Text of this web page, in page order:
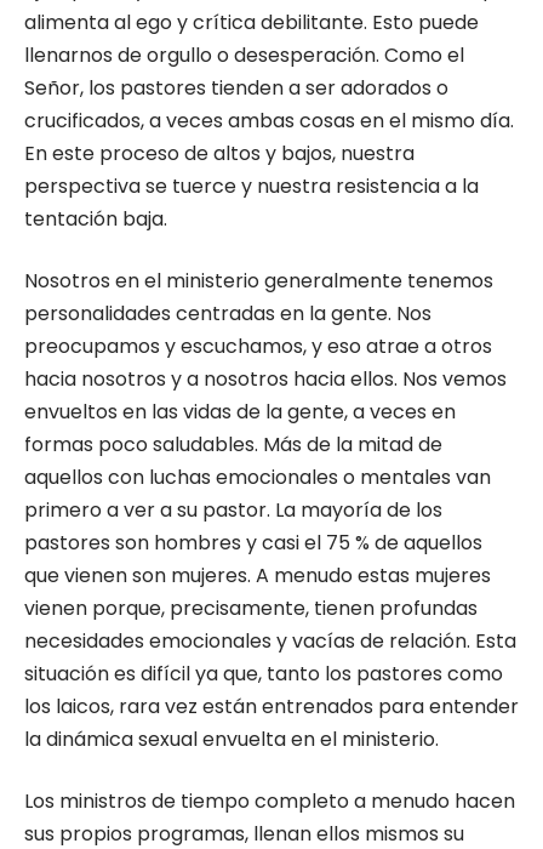
alimenta al ego y crítica debilitante. Esto puede
llenarnos de orgullo o desesperación. Como el
Señor, los pastores tienden a ser adorados o
crucificados, a veces ambas cosas en el mismo día.
En este proceso de altos y bajos, nuestra
perspectiva se tuerce y nuestra resistencia a la
tentación baja.
Nosotros en el ministerio generalmente tenemos
personalidades centradas en la gente. Nos
preocupamos y escuchamos, y eso atrae a otros
hacia nosotros y a nosotros hacia ellos. Nos vemos
envueltos en las vidas de la gente, a veces en
formas poco saludables. Más de la mitad de
aquellos con luchas emocionales o mentales van
primero a ver a su pastor. La mayoría de los
pastores son hombres y casi el 75 % de aquellos
que vienen son mujeres. A menudo estas mujeres
vienen porque, precisamente, tienen profundas
necesidades emocionales y vacías de relación. Esta
situación es difícil ya que, tanto los pastores como
los laicos, rara vez están entrenados para entender
la dinámica sexual envuelta en el ministerio.
Los ministros de tiempo completo a menudo hacen
sus propios programas, llenan ellos mismos su